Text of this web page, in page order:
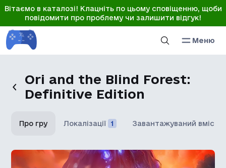
Вітаємо в каталозі! Клацніть по цьому сповіщенню, щоби
повідомити про проблему чи залишити відгук!
Меню
Ori and the Blind Forest:
Definitive Edition
Про гру Локалізації 1 Завантажуваний вміст